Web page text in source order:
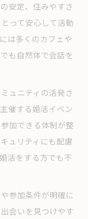
定の活用法
トの選び方
べき心構え
の選び方
トの特徴
ィー体験談
叶える方法
環境の探し方
安定、住みやすさ
って安心して活動
は多くのカフェや
も自然体で会話を
ュニティの活発さ
催する婚活イベン
加できる体制が整
ュリティにも配慮
活をする方でも不
参加条件が明確に
会いを見つけやす